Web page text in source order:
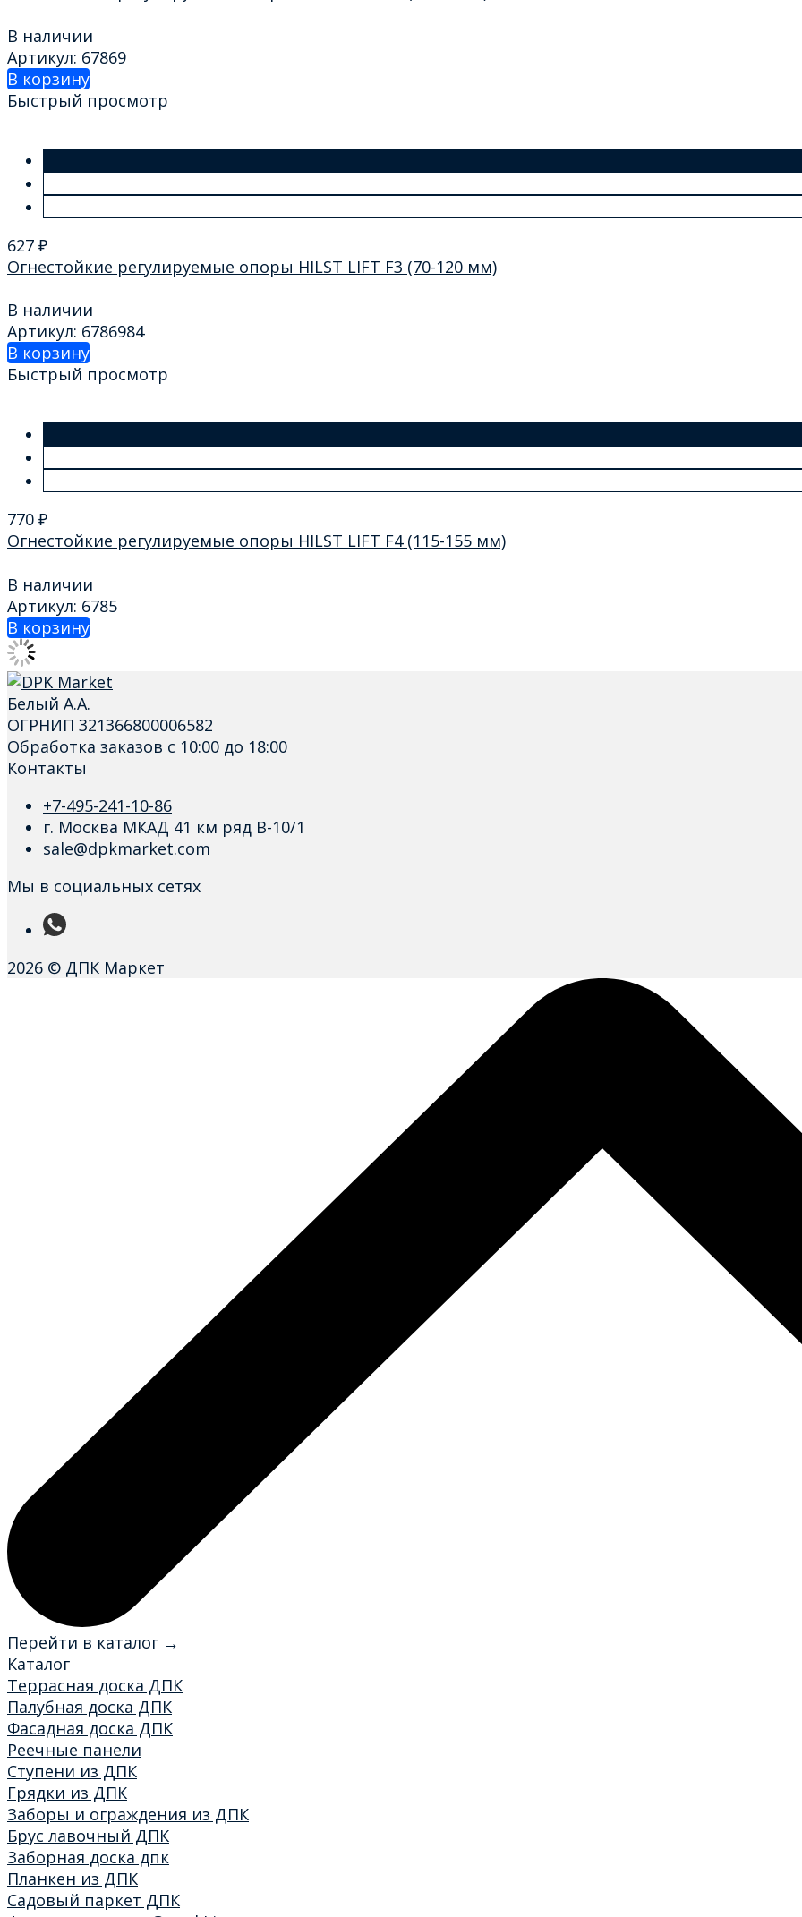
В наличии
Артикул: 67869
В корзину
Быстрый просмотр
627 ₽
Огнестойкие регулируемые опоры HILST LIFT F3 (70-120 мм)
В наличии
Артикул: 6786984
В корзину
Быстрый просмотр
770 ₽
Огнестойкие регулируемые опоры HILST LIFT F4 (115-155 мм)
В наличии
Артикул: 6785
В корзину
Белый А.А.
ОГРНИП 321366800006582
Обработка заказов с 10:00 до 18:00
Контакты
+7-495-241-10-86
г. Москва МКАД 41 км ряд В-10/1
sale@dpkmarket.com
Мы в социальных сетях
2026 © ДПК Маркет
Перейти в каталог →
Каталог
Террасная доска ДПК
Палубная доска ДПК
Фасадная доска ДПК
Реечные панели
Ступени из ДПК
Грядки из ДПК
Заборы и ограждения из ДПК
Брус лавочный ДПК
Заборная доска дпк
Планкен из ДПК
Садовый паркет ДПК